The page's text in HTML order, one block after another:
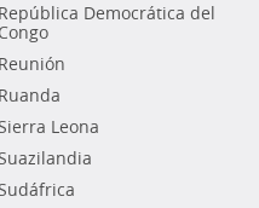
República Democrática del
Congo
Reunión
Ruanda
Leona